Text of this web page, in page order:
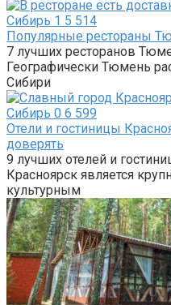
Сибирь 1 5 514
Популярные рестораны
7 лучших ресторанов
Географически Тюмень
Сибири
Сибирь 0 6 599
Отели и гостиницы
доверять
9 лучших отелей и
Красноярск является
культурным